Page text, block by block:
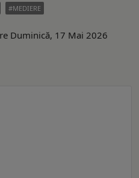
MEDIERE
Duminică, 17 Mai 2026